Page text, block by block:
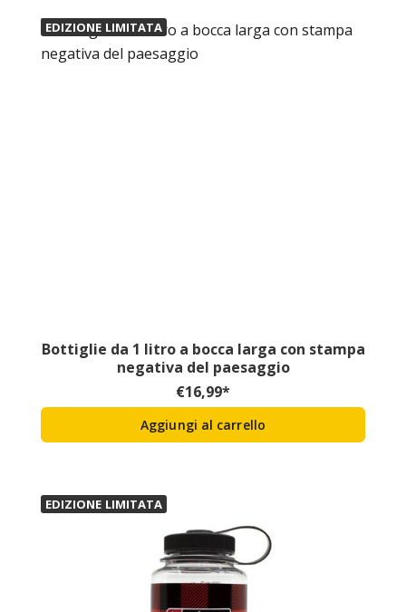
EDIZIONE LIMITATA
Bottiglie da 1 litro a bocca larga con stampa
negativa del paesaggio
€16,99*
Aggiungi al carrello
EDIZIONE LIMITATA